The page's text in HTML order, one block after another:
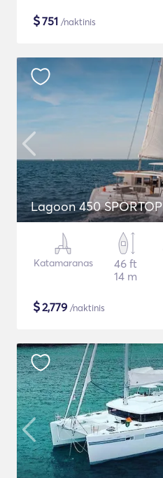
$751 /naktinis
Lagoon 450 SPORTOP
Katamaranas
46 ft
14 m
$2,779 /naktinis